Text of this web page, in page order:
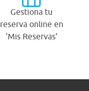
Gestiona tu
reserva online en
‘Mis Reservas’